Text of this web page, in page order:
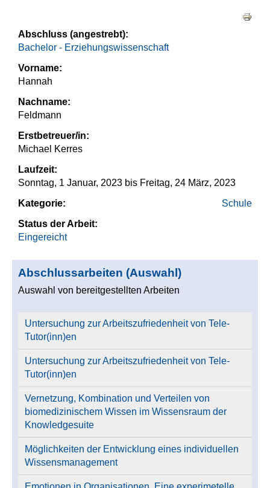
Abschluss (angestrebt):
Bachelor - Erziehungswissenschaft
Vorname:
Hannah
Nachname:
Feldmann
Erstbetreuer/in:
Michael Kerres
Laufzeit:
Sonntag, 1 Januar, 2023 bis Freitag, 24 März, 2023
Kategorie:
Schule
Status der Arbeit:
Eingereicht
Abschlussarbeiten (Auswahl)
Auswahl von bereitgestellten Arbeiten
Untersuchung zur Arbeitszufriedenheit von Tele-
Tutor(inn)en
Untersuchung zur Arbeitszufriedenheit von Tele-
Tutor(inn)en
Vernetzung, Kombination und Verteilen von
biomedizinischem Wissen im Wissensraum der
Knowledgesuite
Möglichkeiten der Entwicklung eines individuellen
Wissensmanagement